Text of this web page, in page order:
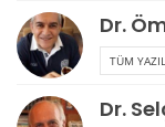
Dr.
TÜM
Dr.